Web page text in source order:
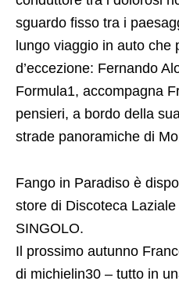
sguardo fisso tra i
lungo viaggio in auto che
d’eccezione: Fernando
Formula1, accompagna
pensieri, a bordo della
strade panoramiche di
Fango in Paradiso è
store di Discoteca
SINGOLO.
Il prossimo autunno
di michielin30 – tutto in